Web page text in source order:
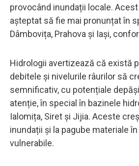
provocând inundații locale.
așteptat să fie mai pronunțat în
Dâmbovița, Prahova și Iași,
Hidrologii avertizează că există
debitele și nivelurile râurilor să
semnificativ, cu potențiale
atenție, în special în bazinele
Ialomița, Siret și Jijia. Aceste
inundații și la pagube materiale
vulnerabile.